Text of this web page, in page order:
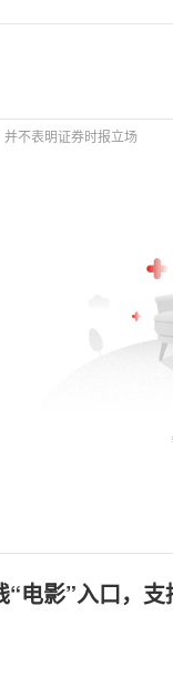
不表明证券时报立场
电影”入口，